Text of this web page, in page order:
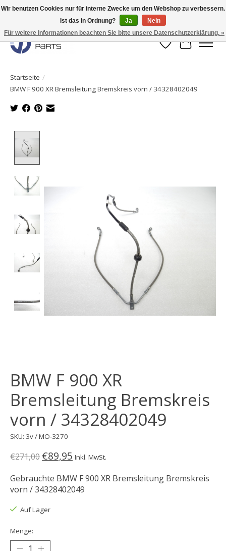
Originale Teile sofort lieferbar!
Wunschzettel
Ihr
Startseite /
BMW F 900 XR Bremsleitung Bremskreis vorn / 34328402049
BMW F 900 XR
Bremsleitung Bremskreis
vorn / 34328402049
SKU: 3v / MO-3270
€271,00 €89,95 Inkl. MwSt.
Gebrauchte BMW F 900 XR Bremsleitung Bremskreis
vorn / 34328402049
Auf Lager
Menge:
Wir benutzen Cookies nur für interne Zwecke um den Webshop zu verbessern.
Ist das in Ordnung?
Ja
Nein
Für weitere Informationen beachten Sie bitte unsere Datenschutzerklärung. »